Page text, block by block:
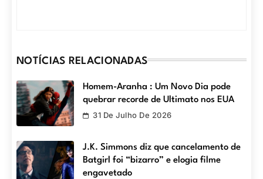
NOTÍCIAS RELACIONADAS
Homem-Aranha : Um Novo Dia pode
quebrar recorde de Ultimato nos EUA
31 De Julho De 2026
J.K. Simmons diz que cancelamento de
Batgirl foi “bizarro” e elogia filme
engavetado